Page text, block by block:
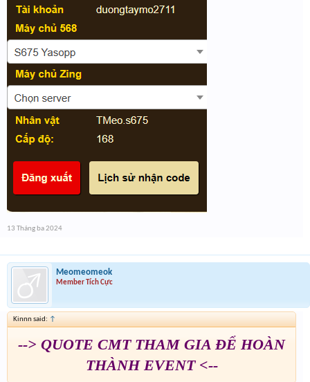
13 Tháng ba 2024
Meomeomeok
Member Tích Cực
Kinnn said: ↑
--> QUOTE CMT THAM GIA ĐỂ HOÀN
THÀNH EVENT <--